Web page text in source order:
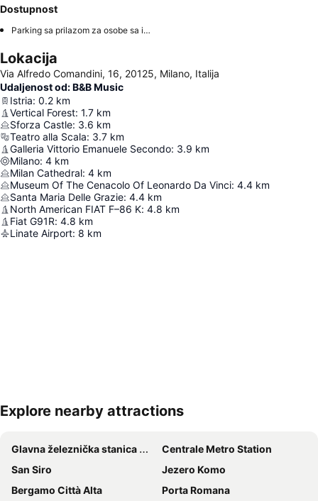
Dostupnost
Parking sa prilazom za osobe sa invaliditetom
Lokacija
Via Alfredo Comandini, 16, 20125, Milano, Italija
Udaljenost od: B&B Music
Istria: 0.2 km
Vertical Forest: 1.7 km
Sforza Castle: 3.6 km
Teatro alla Scala: 3.7 km
Galleria Vittorio Emanuele Secondo: 3.9 km
Milano: 4 km
Milan Cathedral: 4 km
Museum Of The Cenacolo Of Leonardo Da Vinci: 4.4 km
Santa Maria Delle Grazie: 4.4 km
North American FIAT F–86 K: 4.8 km
Fiat G91R: 4.8 km
Linate Airport: 8 km
Explore nearby attractions
Glavna železnička stanica Milano
Centrale Metro Station
San Siro
Jezero Komo
Bergamo Città Alta
Porta Romana